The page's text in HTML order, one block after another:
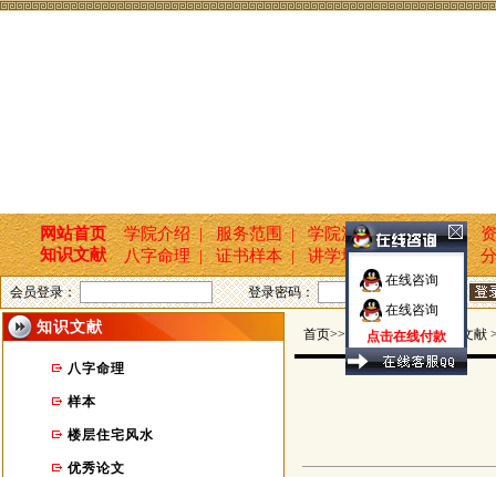
在线咨询
在线咨询
点击在线付款
网站首页 学院介绍 | 服务范围 | 学院活动 | 新闻报道 |
知识文献
八字命理 | 证书样本 | 讲学培训 | 国学文化 |
会员登录： 登录密码：
知识文献
八字命理
样本
楼层住宅风水
优秀论文
首页>>玄坤命名轩 >> 知识文献